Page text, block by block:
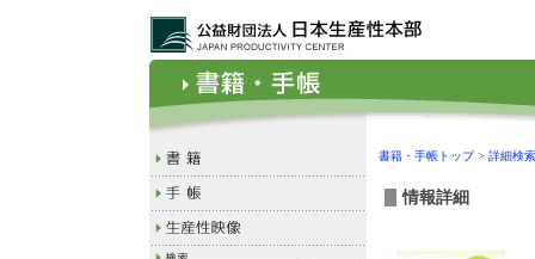
書籍・手帳トップ> 詳細検索
情報詳細